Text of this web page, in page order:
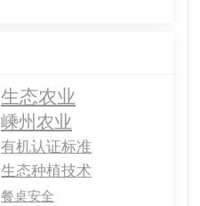
生态农业
嵊州农业
有机认证标准
生态种植技术
餐桌安全